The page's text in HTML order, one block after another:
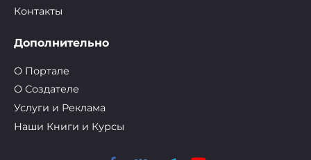
Контакты
Дополнительно
О Портале
О Cоздателе
Услуги и Реклама
Наши Книги и Курсы